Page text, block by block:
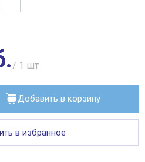
/ 1 шт
Добавить в корзину
в избранное